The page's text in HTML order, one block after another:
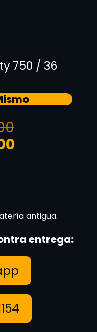
750 / 36
antigua.
entrega: